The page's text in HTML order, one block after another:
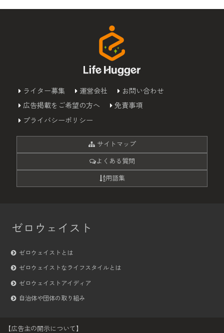
ライター募集 運営会社
お問い合わせ
広告掲載をご希望の方へ
免責事項
プライバシーポリシー
サイトマップ
よくある質問
用語集
ゼロウェイスト
ゼロウェイストとは
ゼロウェイストなライフスタイルとは
ゼロウェイストアイディア
自治体や団体の取り組み
【広告主の開示について】